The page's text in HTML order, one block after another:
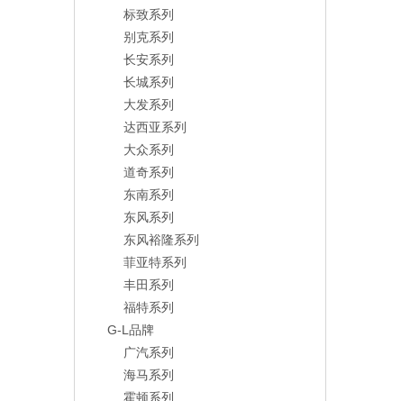
标致系列
别克系列
长安系列
长城系列
大发系列
达西亚系列
大众系列
道奇系列
东南系列
东风系列
东风裕隆系列
菲亚特系列
丰田系列
福特系列
G-L品牌
广汽系列
海马系列
霍顿系列